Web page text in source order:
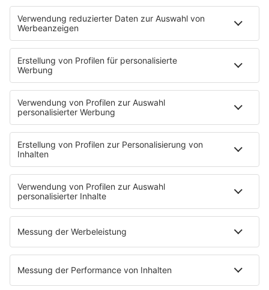
HOME
PROGRAMM
Sendeplan
DJs
Playlist
Streams
Album der Woche
News
Highlights
Charts
EVENTS
Kontakt